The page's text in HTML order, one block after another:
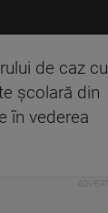
de caz cu
școlară din
în vederea